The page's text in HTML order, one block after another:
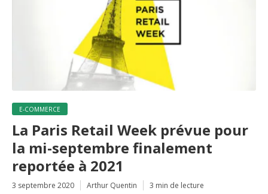
E-COMMERCE
La Paris Retail Week prévue pour
la mi-septembre finalement
reportée à 2021
3 septembre 2020 Arthur Quentin 3 min de lecture